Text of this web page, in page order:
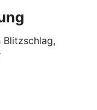
Blitzschlag,